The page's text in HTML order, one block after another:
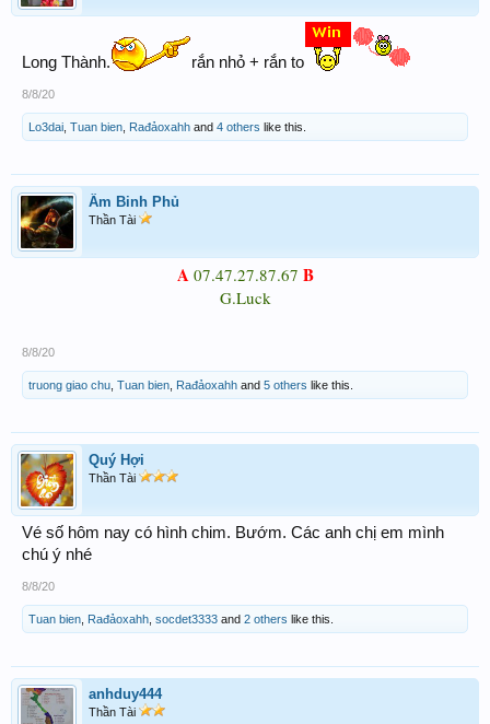
Long Thành. rắn nhỏ + rắn to
8/8/20
Lo3dai Tuan bien Rađảoxahh and 4 others like this.
Âm Binh Phủ
Thần Tài
A 07.47.27.87.67 B
G.Luck
8/8/20
truong giao chu Tuan bien Rađảoxahh and 5 others like this.
Quý Hợi
Thần Tài
Vé số hôm nay có hình chim. Bướm. Các anh chị em mình
chú ý nhé
8/8/20
Tuan bien Rađảoxahh socdet3333 and 2 others like this.
anhduy444
Thần Tài